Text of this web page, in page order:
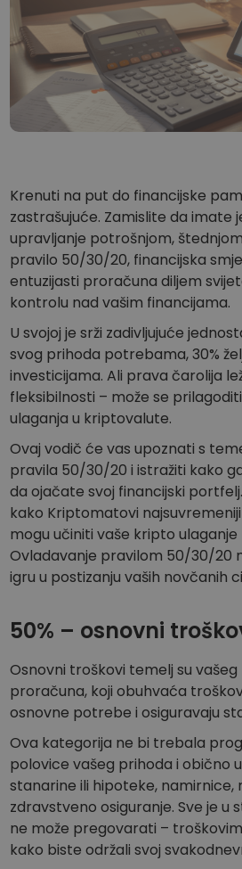
...danas biste imali
Inteligentni portfelji
Pametno ulaganje u kripto
Kriptomat novčanik
Siguran i jednostavan kripto
Istraživač ulaganja
Pronađi svoju kripto strategiju
Zaradite kripto nagrade
Trezor
Uštedite kriptovalute za svoju
Ponavljajuća kupnja
Redovita planirana ulaganja (DCA)
Upozorenja o cijenama
Stalna ažuriranja cijena vaših
Istražite sredstva
Otkrijte prilike za ulaganje
Analitika portfelja
Pametni uvidi za optimalnu
Krenuti na put do financijske
zastrašujuće. Zamislite da imate
upravljanje potrošnjom,
pravilo 50/30/20, financijska
entuzijasti proračuna diljem
kontrolu nad vašim financijama.
U svojoj je srži zadivljujuće
svog prihoda potrebama, 30%
investicijama. Ali prava čarolija
fleksibilnosti – može se
ulaganja u kriptovalute.
Ovaj vodič će vas upoznati s
pravila 50/30/20 i istražiti kako
da ojačate svoj financijski
kako Kriptomatovi
mogu učiniti vaše kripto
Ovladavanje pravilom 50/30/20
igru u postizanju vaših novčanih
50% – osnovni
Osnovni troškovi temelj su
proračuna, koji obuhvaća
osnovne potrebe i osiguravaju
Ova kategorija ne bi trebala
polovice vašeg prihoda i obično
stanarine ili hipoteke, namirnice,
zdravstveno osiguranje. Sve je u
ne može pregovarati –
kako biste održali svoj